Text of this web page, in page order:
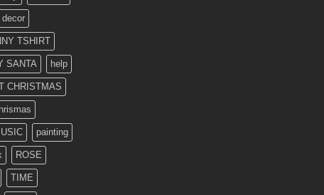
decor
TSHIRT
SANTA help
CHRISTMAS
painting
ROSE
TIME